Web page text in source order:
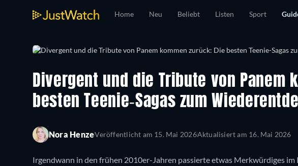
Home Neu Beliebt Listen Sport
Divergent und die Tribute von Panem
besten Teenie-Sagas zum
Nora HenzeVeröffentlicht am 15. Mai 2026Aktualisiert am 16. Mai 2026
Irgendwann in den frühen 2010er-Jahren passierte etwas Merkwürdiges